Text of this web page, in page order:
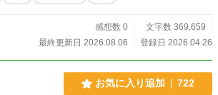
感想数 0
文字数 369,659
最終更新日 2026.08.06
登録日 2026.04.26
お気に入り追加 722